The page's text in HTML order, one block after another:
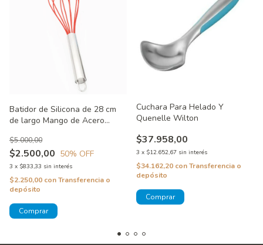
Batidor de Silicona de 28 cm
de largo Mango de Acero
$2.500,00
$5.000,00
50% OFF
3 x $833,33 sin interés
$2.250,00 conTransferencia o
depósito
Cuchara Para Helado Y
Quenelle Wilton
$37.958,00
3 x $12.652,67 sin interés
$34.162,20 conTransferencia o
depósito